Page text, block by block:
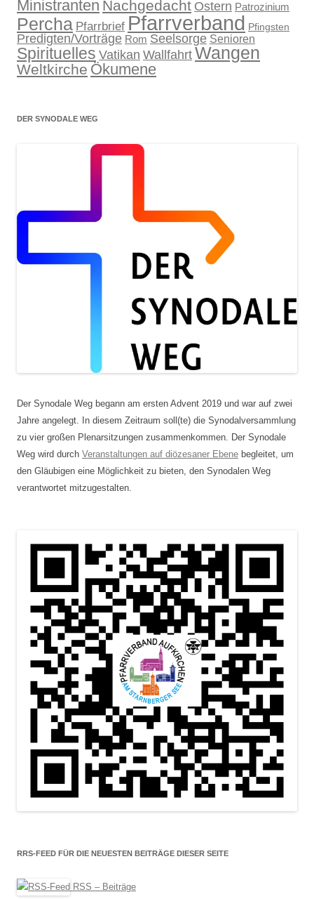
Ministranten Nachgedacht Ostern Patrozinium
Percha Pfarrbrief Pfarrverband Pfingsten
Predigten/Vorträge Rom Seelsorge Senioren
Spirituelles Vatikan WallfahrtWangen
Weltkirche Ökumene
DER SYNODALE WEG
Der Synodale Weg begann am ersten Advent 2019 und war auf zwei
Jahre angelegt. In diesem Zeitraum soll(te) die Synodalversammlung
zu vier großen Plenarsitzungen zusammenkommen. Der Synodale
Weg wird durch Veranstaltungen auf diözesaner Ebene begleitet, um
den Gläubigen eine Möglichkeit zu bieten, den Synodalen Weg
verantwortet mitzugestalten.
RRS-FEED FÜR DIE NEUESTEN BEITRÄGE DIESER SEITE
RSS – Beiträge